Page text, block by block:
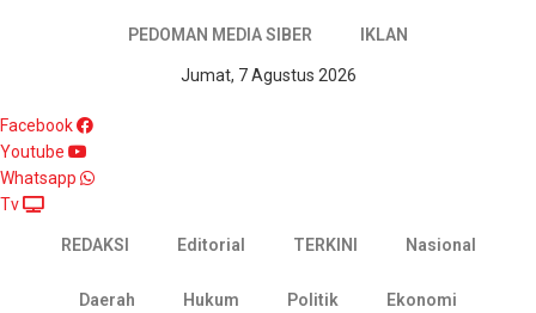
PEDOMAN MEDIA SIBER IKLAN
Jumat, 7 Agustus 2026
Facebook
Youtube
Whatsapp
Tv
REDAKSI Editorial TERKINI Nasional
Daerah Hukum Politik Ekonomi